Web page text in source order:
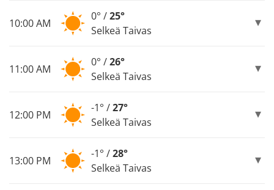
10:00 AM
0° /25°
Selkeä Taivas
11:00 AM
0° /26°
Selkeä Taivas
12:00 PM
-1° /27°
Selkeä Taivas
13:00 PM
-1° /28°
Selkeä Taivas